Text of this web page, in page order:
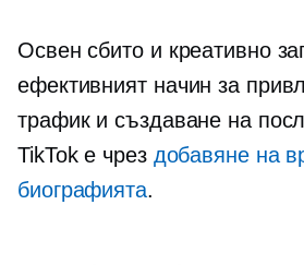
Освен сбито и креативно
ефективният начин за
трафик и създаване на
TikTok е чрез добавяне на
биографията.